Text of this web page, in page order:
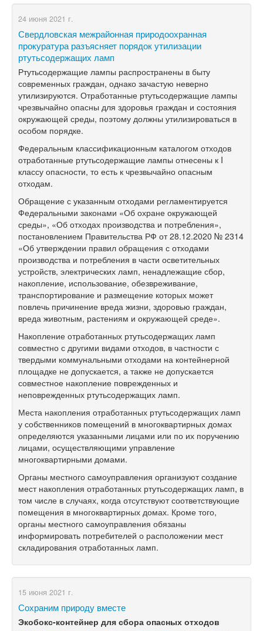
24 июня 2021 г.
Свердловская межрайонная природоохранная
прокуратура разъясняет порядок утилизации
ртутьсодержащих ламп
Ртутьсодержащие лампы распространены в быту
современных граждан, однако зачастую неверно
утилизируются. Отработанные ртутьсодержащие лампы
чрезвычайно опасны для здоровья граждан и состояния
окружающей среды, поэтому должны утилизироваться в
особом порядке.
Федеральным классификационным каталогом отходов
отработанные ртутьсодержащие лампы отнесены к I
классу опасности, то есть к чрезвычайно опасным
отходам.
Обращение с указанным отходами регламентируется
Федеральными законами «Об охране окружающей
среды», «Об отходах производства и потребления»,
постановлением Правительства РФ от 28.12.2020 № 2314
«Об утверждении правил обращения с отходами
производства и потребления в части осветительных
устройств, электрических ламп, ненадлежащие сбор,
накопление, использование, обезвреживание,
транспортирование и размещение которых может
повлечь причинение вреда жизни, здоровью граждан,
вреда животным, растениям и окружающей среде».
Накопление отработанных ртутьсодержащих ламп
совместно с другими видами отходов, в частности с
твердыми коммунальными отходами на контейнерной
площадке не допускается, а также не допускается
совместное накопление поврежденных и
неповрежденных ртутьсодержащих ламп.
Места накопления отработанных ртутьсодержащих ламп
у собственников помещений в многоквартирных домах
определяются указанными лицами или по их поручению
лицами, осуществляющими управление
многоквартирными домами.
Органы местного самоуправления организуют создание
мест накопления отработанных ртутьсодержащих ламп, в
том числе в случаях, когда отсутствуют соответствующие
помещения в многоквартирных домах. Кроме того,
органы местного самоуправления обязаны
информировать потребителей о расположении мест
складирования отработанных ламп.
15 июня 2021 г.
Сохраним природу вместе
Экобокс-контейнер для сбора опасных отходов